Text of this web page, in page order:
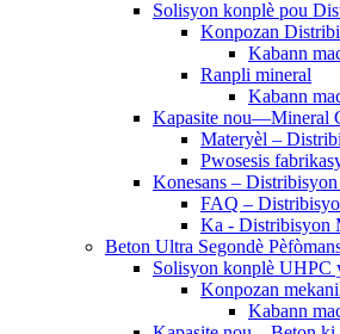
Solisyon konplè pou
Konpozan
Kabann
Ranpli mineral
Kabann
Kapasite nou—Mineral
Materyèl –
Pwosesis
Konesans –
FAQ –
Ka - Distribisyon
Beton Ultra Segondè
Solisyon konplè UHPC
Konpozan
Kabann